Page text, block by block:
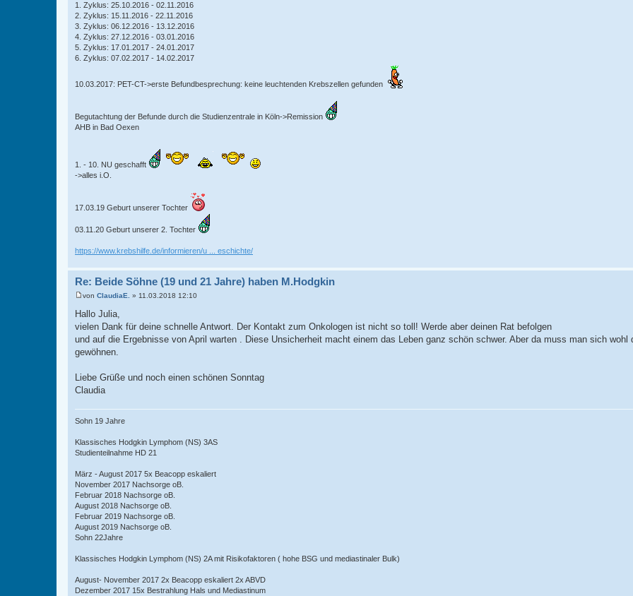
1. Zyklus: 25.10.2016 - 02.11.2016
2. Zyklus: 15.11.2016 - 22.11.2016
3. Zyklus: 06.12.2016 - 13.12.2016
4. Zyklus: 27.12.2016 - 03.01.2016
5. Zyklus: 17.01.2017 - 24.01.2017
6. Zyklus: 07.02.2017 - 14.02.2017
10.03.2017: PET-CT->erste Befundbesprechung: keine leuchtenden Krebszellen gefunden
Begutachtung der Befunde durch die Studienzentrale in Köln->Remission
AHB in Bad Oexen
1. - 10. NU geschafft
->alles i.O.
17.03.19 Geburt unserer Tochter
03.11.20 Geburt unserer 2. Tochter
https://www.krebshilfe.de/informieren/u ... eschichte/
Re: Beide Söhne (19 und 21 Jahre) haben M.Hodgkin
e
i
t
a
g
von ClaudiaE. » 11.03.2018 12:10
Hallo Julia,
vielen Dank für deine schnelle Antwort. Der Kontakt zum Onkologen ist nicht so toll! Werde aber deinen Rat befolgen
und auf die Ergebnisse von April warten . Diese Unsicherheit macht einem das Leben ganz schön schwer. Aber da muss man sich wohl
gewöhnen.
Liebe Grüße und noch einen schönen Sonntag
Claudia
Sohn 19 Jahre
Klassisches Hodgkin Lymphom (NS) 3AS
Studienteilnahme HD 21
März - August 2017 5x Beacopp eskaliert
November 2017 Nachsorge oB.
Februar 2018 Nachsorge oB.
August 2018 Nachsorge oB.
Februar 2019 Nachsorge oB.
August 2019 Nachsorge oB.
Sohn 22Jahre
Klassisches Hodgkin Lymphom (NS) 2A mit Risikofaktoren ( hohe BSG und mediastinaler Bulk)
August- November 2017 2x Beacopp eskaliert 2x ABVD
Dezember 2017 15x Bestrahlung Hals und Mediastinum